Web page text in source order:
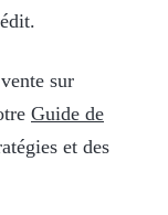
sur
Guide de
et des